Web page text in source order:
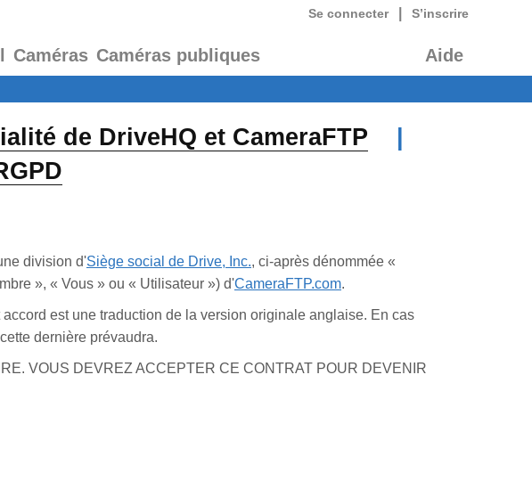
Se connecter S’inscrire
Caméras Caméras publiques Aide
de DriveHQ et CameraFTP |
division d'Siège social de Drive, Inc., ci-après dénommée «
», « Vous » ou « Utilisateur ») d'CameraFTP.com.
est une traduction de la version originale anglaise. En cas
dernière prévaudra.
VOUS DEVREZ ACCEPTER CE CONTRAT POUR DEVENIR